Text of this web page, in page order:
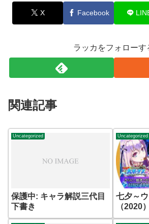
X Facebook
ラッカをフォローす
関連記事
Uncategorized
保護中: キャラ解説三代目
下書き
Uncategorized
七夕～
（